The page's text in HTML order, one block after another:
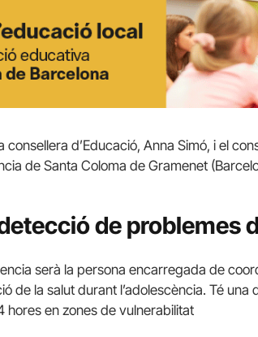
consellera d’Educació, Anna Simó, i el
de Santa Coloma de Gramenet
de problemes
serà la persona encarregada de
de la salut durant l’adolescència. Té
hores en zones de vulnerabilitat